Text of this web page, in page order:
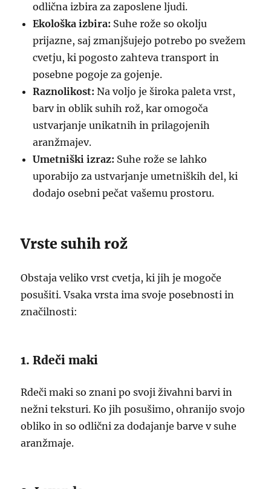
odlična izbira za zaposlene ljudi.
Ekološka izbira: Suhe rože so okolju
prijazne, saj zmanjšujejo potrebo po svežem
cvetju, ki pogosto zahteva transport in
posebne pogoje za gojenje.
Raznolikost: Na voljo je široka paleta vrst,
barv in oblik suhih rož, kar omogoča
ustvarjanje unikatnih in prilagojenih
aranžmajev.
Umetniški izraz: Suhe rože se lahko
uporabijo za ustvarjanje umetniških del, ki
dodajo osebni pečat vašemu prostoru.
Vrste suhih rož
Obstaja veliko vrst cvetja, ki jih je mogoče
posušiti. Vsaka vrsta ima svoje posebnosti in
značilnosti:
1. Rdeči maki
Rdeči maki so znani po svoji živahni barvi in
nežni teksturi. Ko jih posušimo, ohranijo svojo
obliko in so odlični za dodajanje barve v suhe
aranžmaje.